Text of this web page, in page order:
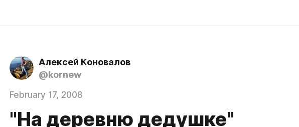
Алексей Коновалов
@kornew
February 17, 2008
"На деревню дедушке"